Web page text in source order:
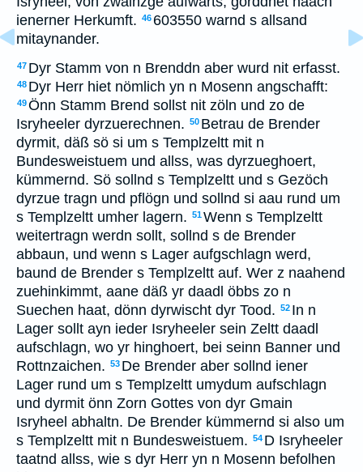
ienerner Herkumft. 46 603550 warnd s allsand
mitaynander.
47 Dyr Stamm von n Brenddn aber wurd nit erfasst.
48 Dyr Herr hiet nömlich yn n Mosenn angschafft:
49Önn Stamm Brend sollst nit zöln und zo de
Isryheeler dyrzuerechnen. 50 Betrau de Brender
dyrmit, däß sö si um s Templzeltt mit n
Bundesweistuem und allss, was dyrzueghoert,
kümmernd. Sö sollnd s Templzeltt und s Gezöch
dyrzue tragn und pflögn und sollnd si aau rund um
s Templzeltt umher lagern. 51Wenn s Templzeltt
weitertragn werdn sollt, sollnd s de Brender
abbaun, und wenn s Lager aufgschlagn werd,
baund de Brender s Templzeltt auf. Wer z naahend
zuehinkimmt, aane däß yr daadl öbbs zo n
Suechen haat, dönn dyrwischt dyr Tood. 52 In n
Lager sollt ayn ieder Isryheeler sein Zeltt daadl
aufschlagn, wo yr hinghoert, bei seinn Banner und
Rottnzaichen. 53 De Brender aber sollnd iener
Lager rund um s Templzeltt umydum aufschlagn
und dyrmit önn Zorn Gottes von dyr Gmain
Isryheel abhaltn. De Brender kümmernd si also um
s Templzeltt mit n Bundesweistuem. 54 D Isryheeler
taatnd allss, wie s dyr Herr yn n Mosenn befolhen